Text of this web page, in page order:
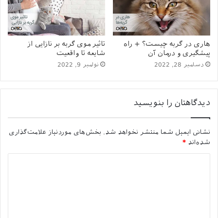
عدم رعایت موارد بهداشتی مرتبط با حیوانات
علائم بیماری
خارش شدید
قرمزی و التهاب پوست
افت وزن و کاهش اشتهای سگ
تشخیص بیماری جرب سگ
چگونه انجام می‌شود؟
هاری در گربه چیست؟ + راه
پیشگیری و درمان آن
دسامبر 28, 2022
تاثیر موی گربه بر نازایی از
شایعه تا واقعیت
نوامبر 9, 2022
دیدگاهتان را بنویسید
نشانی ایمیل شما منتشر نخواهد شد. بخش‌های موردنیاز علامت‌گذاری
شده‌اند *